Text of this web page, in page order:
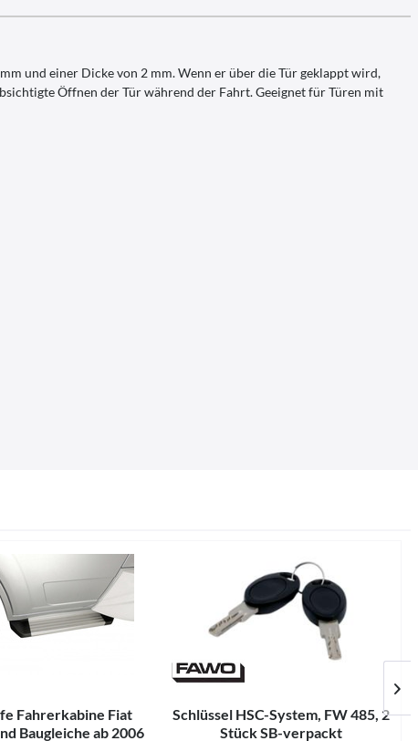
und einer Dicke von 2 mm. Wenn er über die Tür geklappt wird,
Öffnen der Tür während der Fahrt. Geeignet für Türen mit
Fahrerkabine Fiat
Baugleiche ab 2006
Schlüssel HSC-System, FW 485, 2
Stück SB-verpackt